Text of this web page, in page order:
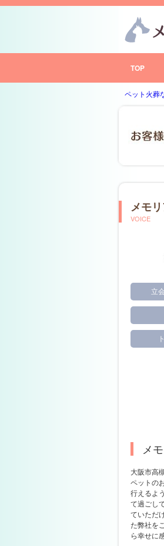
TOP
ペット火葬
メモ
VOICE
立
メ
大阪市高
ペットの
行えるよ
て過ごし
ていただ
た弊社を
ら幸せに